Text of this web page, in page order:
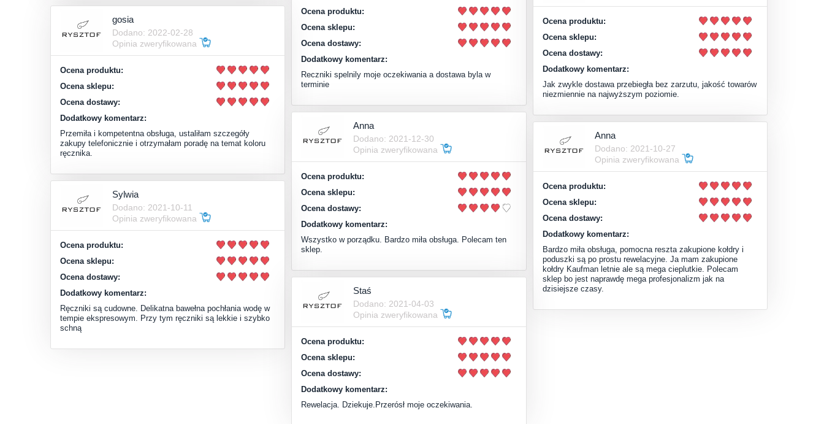
Ocena produktu:
Ocena sklepu:
Ocena dostawy:
Dodatkowy komentarz:
Reczniki spelnily moje oczekiwania a dostawa byla w
terminie
Ocena produktu:
Ocena sklepu:
Ocena dostawy:
Dodatkowy komentarz:
Jak zwykle dostawa przebiegła bez zarzutu, jakość towarów
niezmiennie na najwyższym poziomie.
gosia
Dodano: 2022-02-28
Opinia zweryfikowana
Ocena produktu:
Ocena sklepu:
Ocena dostawy:
Dodatkowy komentarz:
Przemiła i kompetentna obsługa, ustaliłam szczegóły
zakupy telefonicznie i otrzymałam poradę na temat koloru
ręcznika.
Anna
Dodano: 2021-12-30
Opinia zweryfikowana
Ocena produktu:
Ocena sklepu:
Ocena dostawy:
Dodatkowy komentarz:
Wszystko w porządku. Bardzo miła obsługa. Polecam ten
sklep.
Anna
Dodano: 2021-10-27
Opinia zweryfikowana
Ocena produktu:
Ocena sklepu:
Ocena dostawy:
Dodatkowy komentarz:
Bardzo miła obsługa, pomocna reszta zakupione kołdry i
poduszki są po prostu rewelacyjne. Ja mam zakupione
kołdry Kaufman letnie ale są mega cieplutkie. Polecam
sklep bo jest naprawdę mega profesjonalizm jak na
dzisiejsze czasy.
Sylwia
Dodano: 2021-10-11
Opinia zweryfikowana
Ocena produktu:
Ocena sklepu:
Ocena dostawy:
Dodatkowy komentarz:
Ręczniki są cudowne. Delikatna bawełna pochłania wodę w
tempie ekspresowym. Przy tym ręczniki są lekkie i szybko
schną
Staś
Dodano: 2021-04-03
Opinia zweryfikowana
Ocena produktu:
Ocena sklepu:
Ocena dostawy:
Dodatkowy komentarz:
Rewelacja. Dziekuje.Przerósł moje oczekiwania.